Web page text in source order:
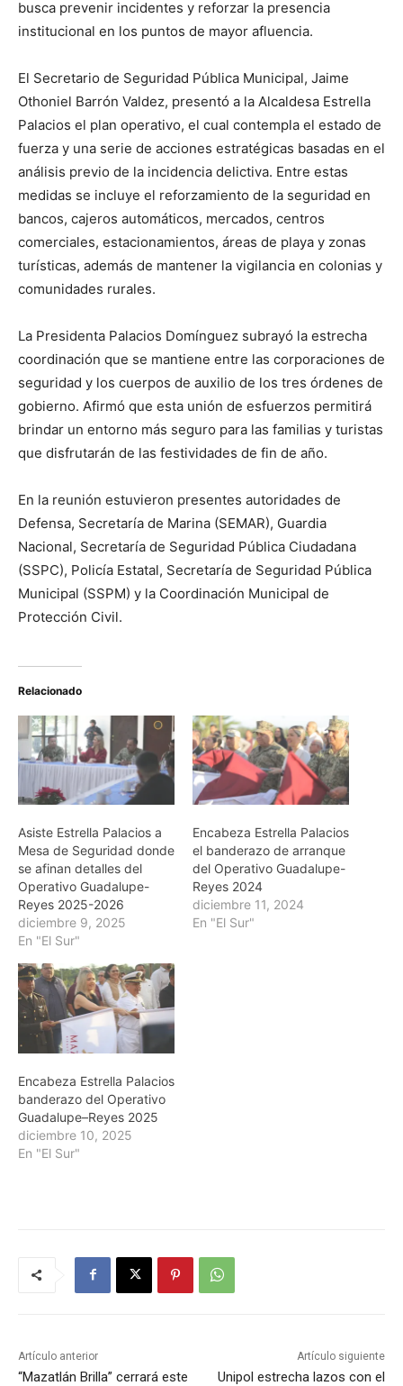
busca prevenir incidentes y reforzar la presencia
institucional en los puntos de mayor afluencia.
El Secretario de Seguridad Pública Municipal, Jaime
Othoniel Barrón Valdez, presentó a la Alcaldesa Estrella
Palacios el plan operativo, el cual contempla el estado de
fuerza y una serie de acciones estratégicas basadas en el
análisis previo de la incidencia delictiva. Entre estas
medidas se incluye el reforzamiento de la seguridad en
bancos, cajeros automáticos, mercados, centros
comerciales, estacionamientos, áreas de playa y zonas
turísticas, además de mantener la vigilancia en colonias y
comunidades rurales.
La Presidenta Palacios Domínguez subrayó la estrecha
coordinación que se mantiene entre las corporaciones de
seguridad y los cuerpos de auxilio de los tres órdenes de
gobierno. Afirmó que esta unión de esfuerzos permitirá
brindar un entorno más seguro para las familias y turistas
que disfrutarán de las festividades de fin de año.
En la reunión estuvieron presentes autoridades de
Defensa, Secretaría de Marina (SEMAR), Guardia
Nacional, Secretaría de Seguridad Pública Ciudadana
(SSPC), Policía Estatal, Secretaría de Seguridad Pública
Municipal (SSPM) y la Coordinación Municipal de
Protección Civil.
Relacionado
Asiste Estrella Palacios a
Mesa de Seguridad donde
se afinan detalles del
Operativo Guadalupe-
Reyes 2025-2026
diciembre 9, 2025
En "El Sur"
Encabeza Estrella Palacios
el banderazo de arranque
del Operativo Guadalupe-
Reyes 2024
diciembre 11, 2024
En "El Sur"
Encabeza Estrella Palacios
banderazo del Operativo
Guadalupe–Reyes 2025
diciembre 10, 2025
En "El Sur"
Artículo anterior
“Mazatlán Brilla” cerrará este
Artículo siguiente
Unipol estrecha lazos con el